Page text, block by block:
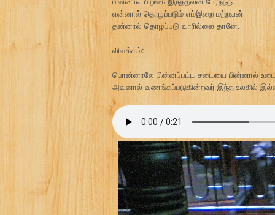
என்னால் தொழப்படும் எம்இறை மற்றவன்
தன்னால் தொழப்படு வாரில்லை தானே.
விளக்கம்:
பொன்னாலே பின்னப்பட்ட சடையை பின்னால்
அவனால் வணங்கப்படுகின்றவர் இந்த உலகில்